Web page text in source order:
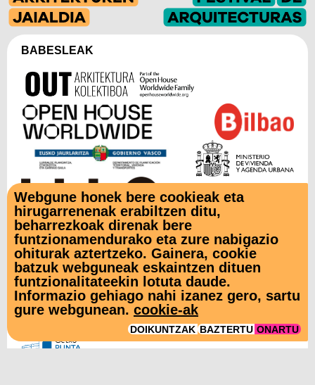
BABESLEAK
LAGUNTZAILEAK
Webgune honek bere cookieak eta
hirugarrenenak erabiltzen ditu,
beharrezkoak direnak bere
funtzionamendurako eta zure nabigazio
ohiturak aztertzeko. Gainera, cookie
batzuk webguneak eskaintzen dituen
funtzionalitateekin lotuta daude.
Informazio gehiago nahi izanez gero, sartu
gure webgunean. cookie-ak
DOIKUNTZAK BAZTERTU ONARTU